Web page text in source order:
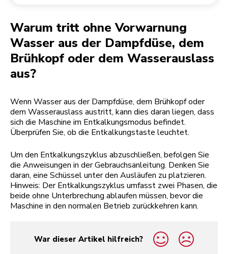
Warum tritt ohne Vorwarnung
Wasser aus der Dampfdüse, dem
Brühkopf oder dem Wasserauslass
aus?
Wenn Wasser aus der Dampfdüse, dem Brühkopf oder
dem Wasserauslass austritt, kann dies daran liegen, dass
sich die Maschine im Entkalkungsmodus befindet.
Überprüfen Sie, ob die Entkalkungstaste leuchtet.
Um den Entkalkungszyklus abzuschließen, befolgen Sie
die Anweisungen in der Gebrauchsanleitung. Denken Sie
daran, eine Schüssel unter den Ausläufen zu platzieren.
Hinweis: Der Entkalkungszyklus umfasst zwei Phasen, die
beide ohne Unterbrechung ablaufen müssen, bevor die
Maschine in den normalen Betrieb zurückkehren kann.
War dieser Artikel hilfreich?
yes
no